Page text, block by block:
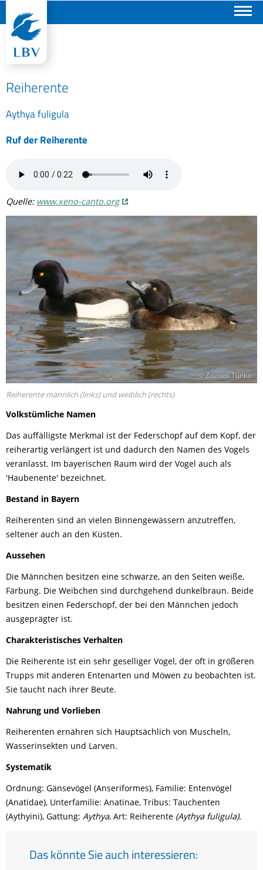
Reiherente
Aythya fuligula
Ruf der Reiherente
Quelle: www.xeno-canto.org
© Zdenek Tunka
Reiherente männlich (links) und weiblich (rechts)
Volkstümliche Namen
Das auffälligste Merkmal ist der Federschopf auf dem Kopf, der
reiherartig verlängert ist und dadurch den Namen des Vogels
veranlasst. Im bayerischen Raum wird der Vogel auch als
'Haubenente' bezeichnet.
Bestand in Bayern
Reiherenten sind an vielen Binnengewässern anzutreffen,
seltener auch an den Küsten.
Aussehen
Die Männchen besitzen eine schwarze, an den Seiten weiße,
Färbung. Die Weibchen sind durchgehend dunkelbraun. Beide
besitzen einen Federschopf, der bei den Männchen jedoch
ausgeprägter ist.
Charakteristisches Verhalten
Die Reiherente ist ein sehr geselliger Vogel, der oft in größeren
Trupps mit anderen Entenarten und Möwen zu beobachten ist.
Sie taucht nach ihrer Beute.
Nahrung und Vorlieben
Reiherenten ernähren sich Hauptsächlich von Muscheln,
Wasserinsekten und Larven.
Systematik
Ordnung: Gänsevögel (Anseriformes), Familie: Entenvögel
(Anatidae), Unterfamilie: Anatinae, Tribus: Tauchenten
(Aythyini), Gattung: Aythya, Art: Reiherente (Aythya fuligula).
Das könnte Sie auch interessieren: